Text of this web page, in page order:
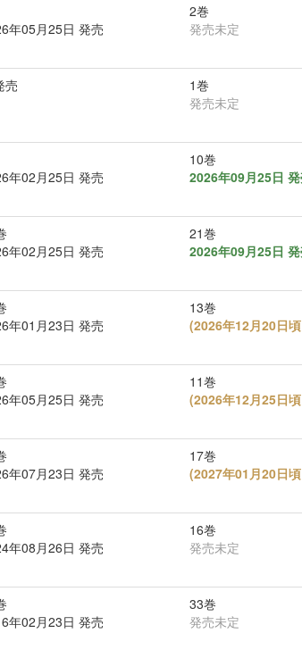
年05月25日 発売
2巻
発売未定
売
1巻
発売未定
年02月25日 発売
10巻
2026年09月25日
年02月25日 発売
21巻
2026年09月25日
年01月23日 発売
13巻
(2026年12月20日
年05月25日 発売
11巻
(2026年12月25日
年07月23日 発売
17巻
(2027年01月20日
年08月26日 発売
16巻
発売未定
年02月23日 発売
33巻
発売未定